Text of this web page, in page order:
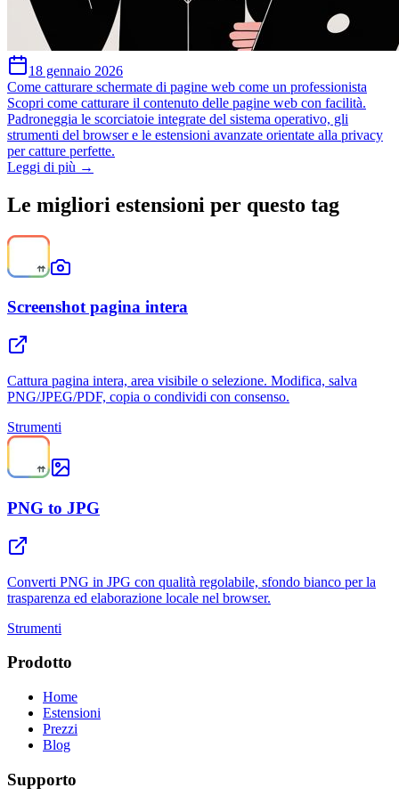
18 gennaio 2026
Come catturare schermate di pagine web come un professionista
Scopri come catturare il contenuto delle pagine web con facilità.
Padroneggia le scorciatoie integrate del sistema operativo, gli
strumenti del browser e le estensioni avanzate orientate alla privacy
per catture perfette.
Leggi di più →
Le migliori estensioni per questo tag
Screenshot pagina intera
Cattura pagina intera, area visibile o selezione. Modifica, salva
PNG/JPEG/PDF, copia o condividi con consenso.
Strumenti
PNG to JPG
Converti PNG in JPG con qualità regolabile, sfondo bianco per la
trasparenza ed elaborazione locale nel browser.
Strumenti
Prodotto
Home
Estensioni
Prezzi
Blog
Supporto